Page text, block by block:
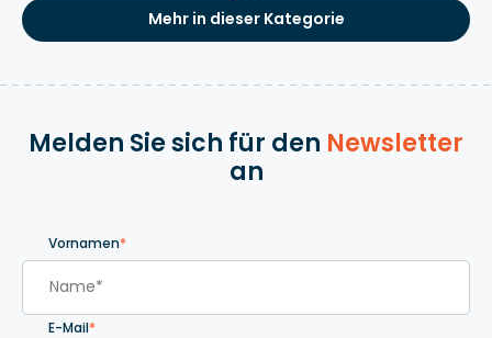
Mehr in dieser Kategorie
Melden Sie sich für den Newsletter
an
Vornamen*
E-Mail*